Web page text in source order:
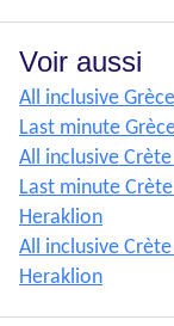
Voir aussi
All inclusive Grèce
Last minute
All inclusive
Last minute
Heraklion
All inclusive
Heraklion